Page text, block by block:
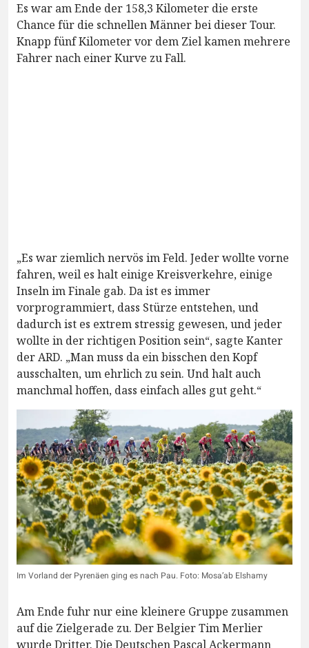
Es war am Ende der 158,3 Kilometer die erste
Chance für die schnellen Männer bei dieser Tour.
Knapp fünf Kilometer vor dem Ziel kamen mehrere
Fahrer nach einer Kurve zu Fall.
„Es war ziemlich nervös im Feld. Jeder wollte vorne
fahren, weil es halt einige Kreisverkehre, einige
Inseln im Finale gab. Da ist es immer
vorprogrammiert, dass Stürze entstehen, und
dadurch ist es extrem stressig gewesen, und jeder
wollte in der richtigen Position sein“, sagte Kanter
der ARD. „Man muss da ein bisschen den Kopf
ausschalten, um ehrlich zu sein. Und halt auch
manchmal hoffen, dass einfach alles gut geht.“
Im Vorland der Pyrenäen ging es nach Pau. Foto: Mosa’ab Elshamy
Am Ende fuhr nur eine kleinere Gruppe zusammen
auf die Zielgerade zu. Der Belgier Tim Merlier
wurde Dritter. Die Deutschen Pascal Ackermann